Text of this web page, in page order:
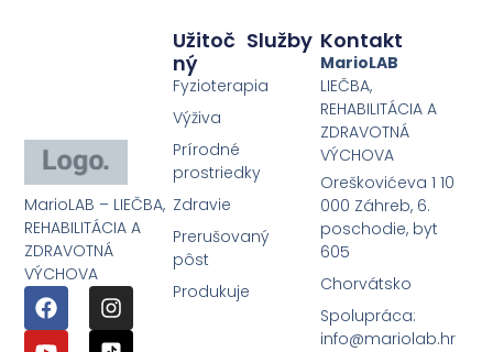
MarioLAB – LIEČBA,
REHABILITÁCIA A
ZDRAVOTNÁ
VÝCHOVA
Služby
Užitoč
Ný
Fyzioterapia
Výživa
Prírodné
prostriedky
Zdravie
Prerušovaný
pôst
Produkuje
Kontakt
MarioLAB
LIEČBA,
REHABILITÁCIA A
ZDRAVOTNÁ
VÝCHOVA
Oreškovićeva 1 10
000 Záhreb, 6.
poschodie, byt
605
Chorvátsko
Spolupráca:
info@mariolab.hr